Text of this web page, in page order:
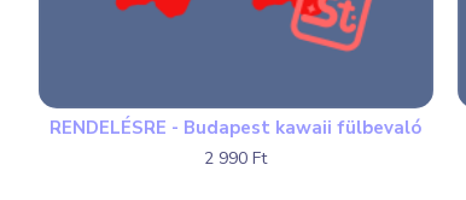
RENDELÉSRE - Budapest kawaii fülbevaló
2 990 Ft